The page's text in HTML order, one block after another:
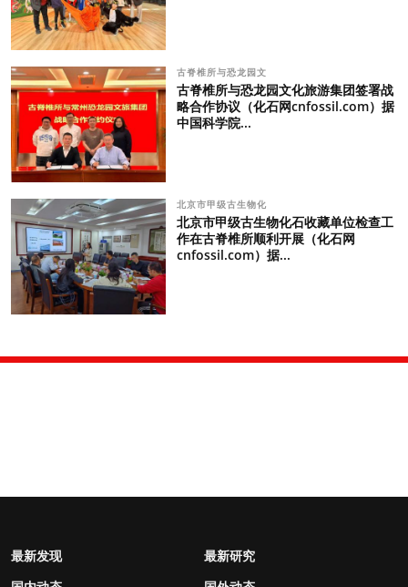
古脊椎所与恐龙园文
古脊椎所与恐龙园文化旅游集团签署战
略合作协议（化石网cnfossil.com）据
中国科学院...
北京市甲级古生物化
北京市甲级古生物化石收藏单位检查工
作在古脊椎所顺利开展（化石网
cnfossil.com）据...
最新发现
最新研究